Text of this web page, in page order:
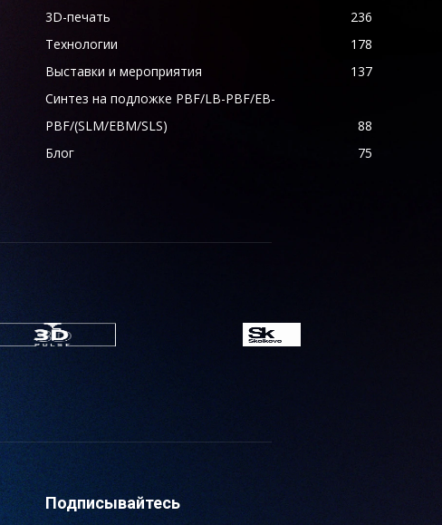
3D-печать
236
Технологии
178
Выставки и мероприятия
137
Синтез на подложке PBF/LB-PBF/EB-
PBF/(SLM/EBM/SLS)
88
Блог
75
Подписывайтесь